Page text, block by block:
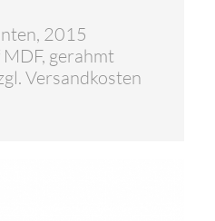
2015
gerahmt
Versandkosten